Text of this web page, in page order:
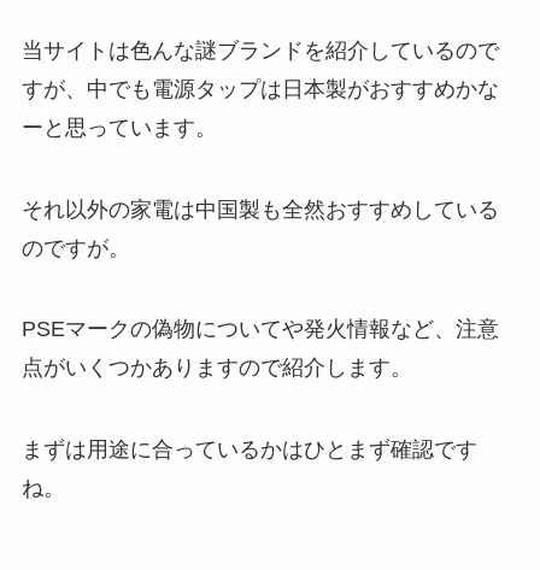
当サイトは色んな謎ブランドを紹介しているので
すが、中でも電源タップは日本製がおすすめかな
ーと思っています。
それ以外の家電は中国製も全然おすすめしている
のですが。
PSEマークの偽物についてや発火情報など、注意
点がいくつかありますので紹介します。
まずは用途に合っているかはひとまず確認です
ね。